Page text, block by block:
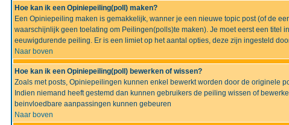
Hoe kan ik een Opiniepeiling(poll) maken?
Een Opiniepeiling maken is gemakkelijk, wanner je een nieuwe topic post (of de
waarschijnlijk geen toelating om Peilingen(polls)te maken). Je moet eerst een titel
eeuwigdurende peiling. Er is een limiet op het aantal opties, deze zijn ingesteld
Naar boven
Hoe kan ik een Opiniepeiling(poll) bewerken of wissen?
Zoals met posts, Opiniepeilingen kunnen enkel bewerkt worden door de originele
Indien niemand heeft gestemd dan kunnen gebruikers de peiling wissen of
beinvloedbare aanpassingen kunnen gebeuren
Naar boven